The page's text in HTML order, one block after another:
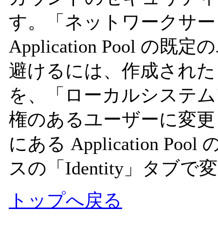
す。「ネットワークサ
Application Pool の既定
避けるには、作成され
を、「ローカルシステ
権のあるユーザーに変
にある Application Pool
スの「Identity」タブで
トップへ戻る